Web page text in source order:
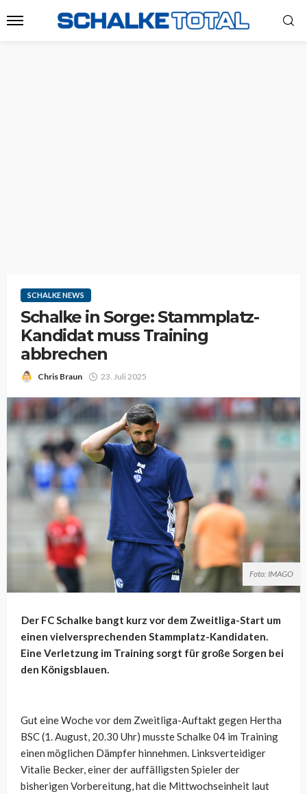
SCHALKE NEWS
Schalke in Sorge: Stammplatz-
Kandidat muss Training
abbrechen
Chris Braun 23. Juli 2025
Foto: IMAGO
Der FC Schalke bangt kurz vor dem Zweitliga-Start um
einen vielversprechenden Stammplatz-Kandidaten.
Eine Verletzung im Training sorgt für große Sorgen bei
den Königsblauen.
Gut eine Woche vor dem Zweitliga-Auftakt gegen Hertha
BSC (1. August, 20.30 Uhr) musste Schalke 04 im Training
einen möglichen Dämpfer hinnehmen. Linksverteidiger
Vitalie Becker, einer der auffälligsten Spieler der
bisherigen Vorbereitung, hat die Mittwochseinheit laut